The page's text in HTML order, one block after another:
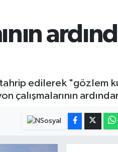
edilerek "gözlem